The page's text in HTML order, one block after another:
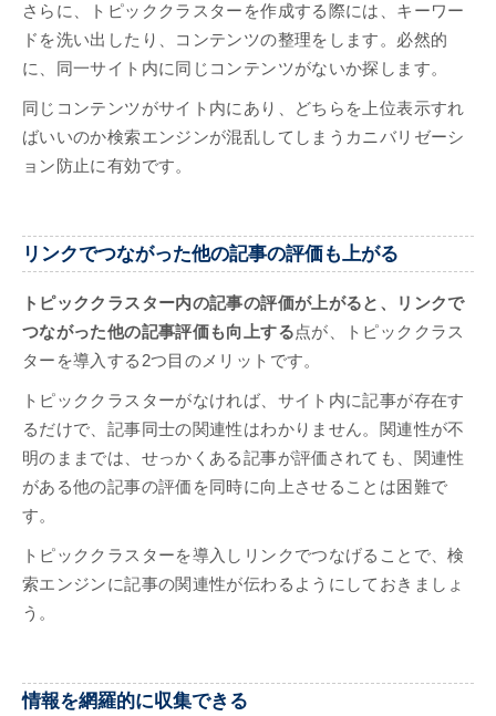
さらに、トピッククラスターを作成する際には、キーワー
ドを洗い出したり、コンテンツの整理をします。必然的
に、同一サイト内に同じコンテンツがないか探します。
同じコンテンツがサイト内にあり、どちらを上位表示すれ
ばいいのか検索エンジンが混乱してしまうカニバリゼーシ
ョン防止に有効です。
リンクでつながった他の記事の評価も上がる
トピッククラスター内の記事の評価が上がると、リンクで
つながった他の記事評価も向上する点が、トピッククラス
ターを導入する2つ目のメリットです。
トピッククラスターがなければ、サイト内に記事が存在す
るだけで、記事同士の関連性はわかりません。関連性が不
明のままでは、せっかくある記事が評価されても、関連性
がある他の記事の評価を同時に向上させることは困難で
す。
トピッククラスターを導入しリンクでつなげることで、検
索エンジンに記事の関連性が伝わるようにしておきましょ
う。
情報を網羅的に収集できる